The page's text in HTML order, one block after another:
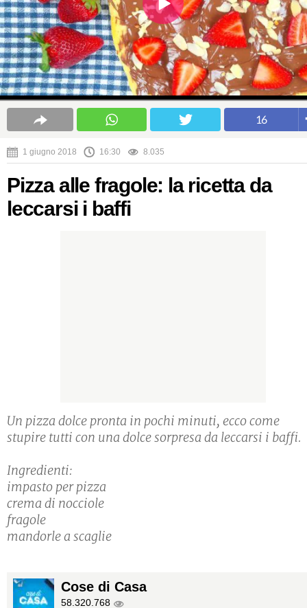
16
1 giugno 2018 16:30 8.035
Pizza alle fragole: la ricetta da
leccarsi i baffi
Un pizza dolce pronta in pochi minuti, ecco come
stupire tutti con una dolce sorpresa da leccarsi i baffi.
Ingredienti:
impasto per pizza
crema di nocciole
fragole
mandorle a scaglie
Cose di Casa
58.320.768